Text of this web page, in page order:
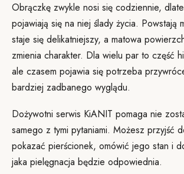
Obrączkę zwykle nosi się codziennie,
pojawiają się na niej ślady życia. Powstają
staje się delikatniejszy, a matowa
zmienia charakter. Dla wielu par to część
ale czasem pojawia się potrzeba
bardziej zadbanego wyglądu.
Dożywotni serwis KiANIT pomaga nie
samego z tymi pytaniami. Możesz przyjść
pokazać pierścionek, omówić jego stan i
jaka pielęgnacja będzie odpowiednia.